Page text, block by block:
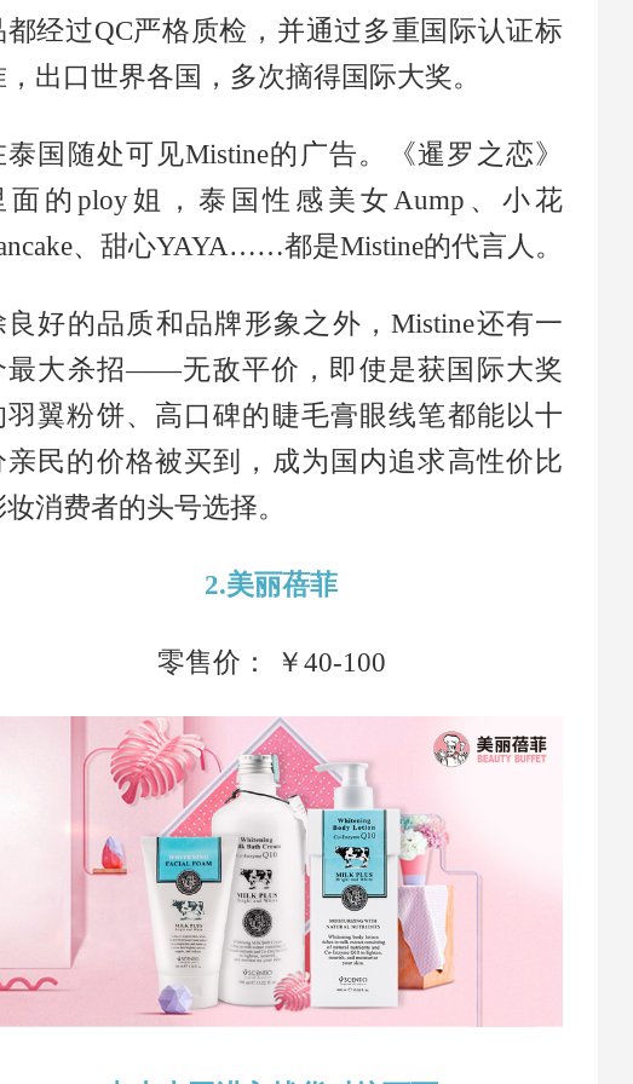
都经过QC严格质检，并通过多重国际认证标
，出口世界各国，多次摘得国际大奖。
泰国随处可见Mistine的广告。《暹罗之恋》
面的ploy姐，泰国性感美女Aump、小花
、甜心YAYA……都是Mistine的代言人。
良好的品质和品牌形象之外，Mistine还有一
最大杀招——无敌平价，即使是获国际大奖
羽翼粉饼、高口碑的睫毛膏眼线笔都能以十
亲民的价格被买到，成为国内追求高性价比
消费者的头号选择。
2.美丽蓓菲
零售价： ￥40-100